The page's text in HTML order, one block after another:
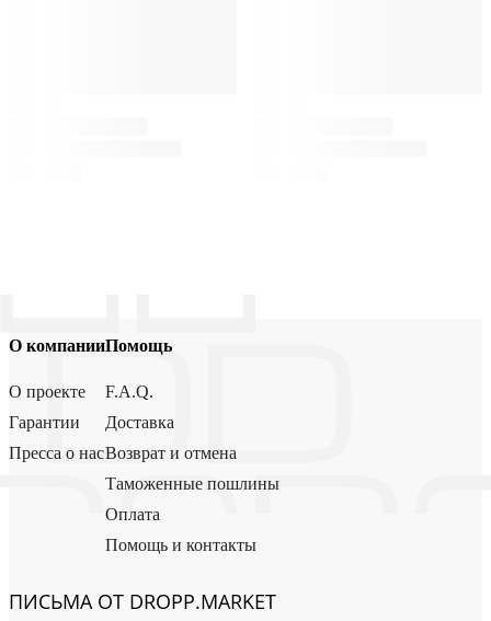
О компании
О проекте
Гарантии
Пресса о нас
Помощь
F.A.Q.
Доставка
Возврат и отмена
Таможенные пошлины
Оплата
Помощь и контакты
ПИСЬМА ОТ DROPP.MARKET